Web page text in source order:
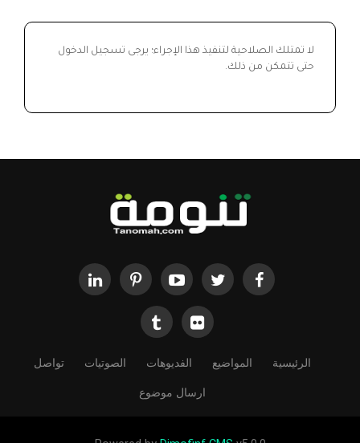
لا تمتلك الصلاحية لتنفيذ هذا الإجراء؛ يرجى تسجيل الدخول
حتى تتمكن من ذلك.
الرئيسية المواضيع الفديوهات الصوتيات تواصل
ارسال موضوع